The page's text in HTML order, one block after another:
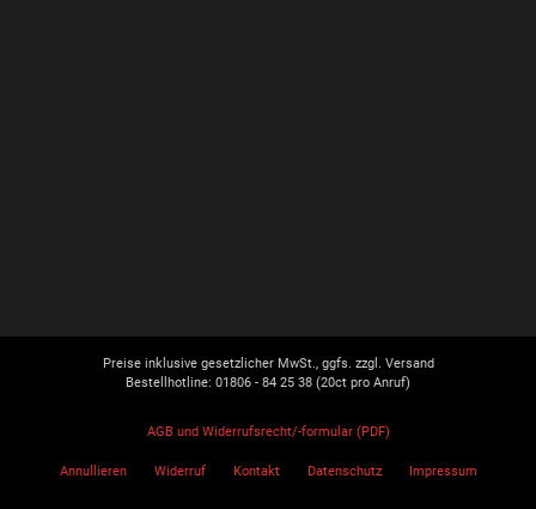
Preise inklusive gesetzlicher MwSt., ggfs. zzgl. Versand
Bestellhotline: 01806 - 84 25 38 (20ct pro Anruf)
AGB und Widerrufsrecht/-formular (PDF)
Annullieren Widerruf Kontakt Datenschutz Impressum